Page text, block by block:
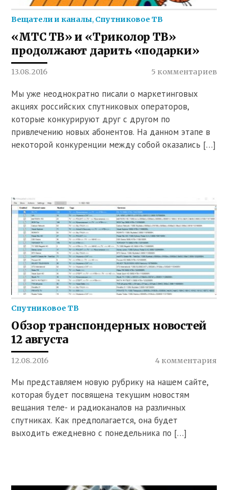
Вещатели и каналы, Спутниковое ТВ
«МТС ТВ» и «Триколор ТВ»
продолжают дарить «подарки»
13.08.2016 5 комментариев
Мы уже неоднократно писали о маркетинговых
акциях российских спутниковых операторов,
которые конкурируют друг с другом по
привлечению новых абонентов. На данном этапе в
некоторой конкуренции между собой оказались […]
Спутниковое ТВ
Обзор транспондерных новостей
12 августа
12.08.2016 4 комментария
Мы представляем новую рубрику на нашем сайте,
которая будет посвящена текущим новостям
вещания теле- и радиоканалов на различных
спутниках. Как предполагается, она будет
выходить ежедневно с понедельника по […]